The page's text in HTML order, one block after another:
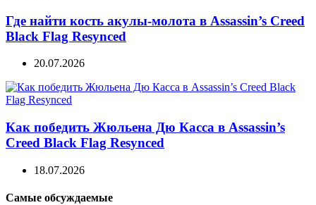
Где найти кость акулы-молота в Assassin’s Creed
Black Flag Resynced
20.07.2026
Как победить Жюльена Дю Касса в Assassin’s
Creed Black Flag Resynced
18.07.2026
Самые обсуждаемые